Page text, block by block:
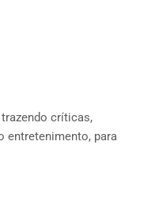
críticas,
entretenimento, para